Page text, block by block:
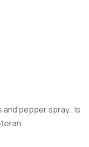
pepper spray.. Is